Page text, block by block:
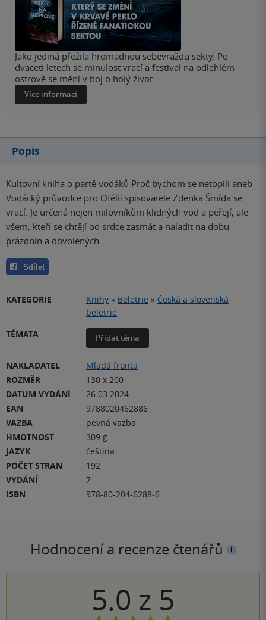
Jako jediná přežila hromadnou sebevraždu sekty. Po
dvaceti letech se minulost vrací a festival na odlehlém
ostrově se mění v boj o holý život.
Více informací
Popis
Kultovní kniha o partě vodáků Proč bychom se netopili aneb
Vodácký průvodce pro Ofélii spisovatele Zdenka Šmída se
vrací. Je určená nejen milovníkům klidných vod a peřejí, ale
všem, kteří se chtějí od srdce zasmát a naladit na dobu
prázdnin a dovolených.
Sdílet
KATEGORIE Knihy » Beletrie » Česká a slovenská
beletrie
TÉMATA
Přidat téma
NAKLADATEL
Mladá fronta
ROZMĚR
130 x 200
DATUM VYDÁNÍ
26.03.2024
EAN
9788020462886
VAZBA
pevná vazba
HMOTNOST
309 g
JAZYK
čeština
POČET STRAN
192
VYDÁNÍ
7
ISBN
978-80-204-6288-6
Hodnocení a recenze čtenářů
5.0 z 5